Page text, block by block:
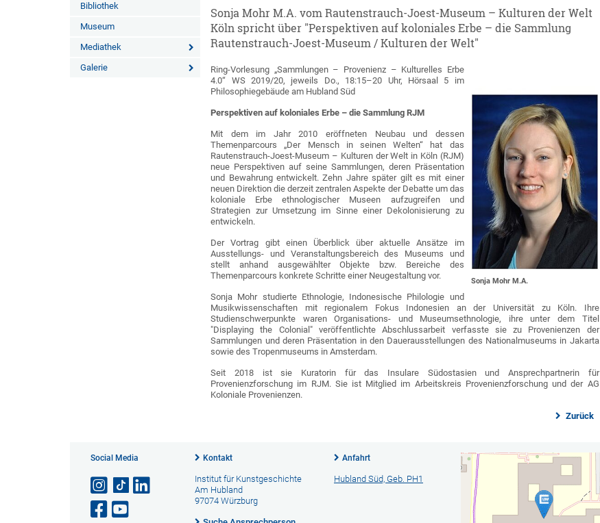
Bibliothek
Museum
Mediathek
Galerie
Sonja Mohr M.A. vom Rautenstrauch-Joest-Museum – Kulturen der Welt
Köln spricht über "Perspektiven auf koloniales Erbe – die Sammlung
Rautenstrauch-Joest-Museum / Kulturen der Welt"
Sonja Mohr M.A.
Ring-Vorlesung „Sammlungen – Provenienz – Kulturelles Erbe
4.0“ WS 2019/20, jeweils Do., 18:15–20 Uhr, Hörsaal 5 im
Philosophiegebäude am Hubland Süd
Perspektiven auf koloniales Erbe – die Sammlung RJM
Mit dem im Jahr 2010 eröffneten Neubau und dessen
Themenparcours „Der Mensch in seinen Welten“ hat das
Rautenstrauch-Joest-Museum – Kulturen der Welt in Köln (RJM)
neue Perspektiven auf seine Sammlungen, deren Präsentation
und Bewahrung entwickelt. Zehn Jahre später gilt es mit einer
neuen Direktion die derzeit zentralen Aspekte der Debatte um das
koloniale Erbe ethnologischer Museen aufzugreifen und
Strategien zur Umsetzung im Sinne einer Dekolonisierung zu
entwickeln.
Der Vortrag gibt einen Überblick über aktuelle Ansätze im
Ausstellungs- und Veranstaltungsbereich des Museums und
stellt anhand ausgewählter Objekte bzw. Bereiche des
Themenparcours konkrete Schritte einer Neugestaltung vor.
Sonja Mohr studierte Ethnologie, Indonesische Philologie und
Musikwissenschaften mit regionalem Fokus Indonesien an der Universität zu Köln. Ihre
Studienschwerpunkte waren Organisations- und Museumsethnologie, ihre unter dem Titel
"Displaying the Colonial" veröffentlichte Abschlussarbeit verfasste sie zu Provenienzen der
Sammlungen und deren Präsentation in den Dauerausstellungen des Nationalmuseums in Jakarta
sowie des Tropenmuseums in Amsterdam.
Seit 2018 ist sie Kuratorin für das Insulare Südostasien und Ansprechpartnerin für
Provenienzforschung im RJM. Sie ist Mitglied im Arbeitskreis Provenienzforschung und der AG
Koloniale Provenienzen.
Zurück
Social Media Kontakt
Institut für Kunstgeschichte
Am Hubland
97074 Würzburg
Anfahrt
Hubland Süd, Geb. PH1